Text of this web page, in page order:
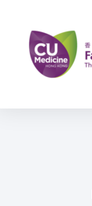
main
content